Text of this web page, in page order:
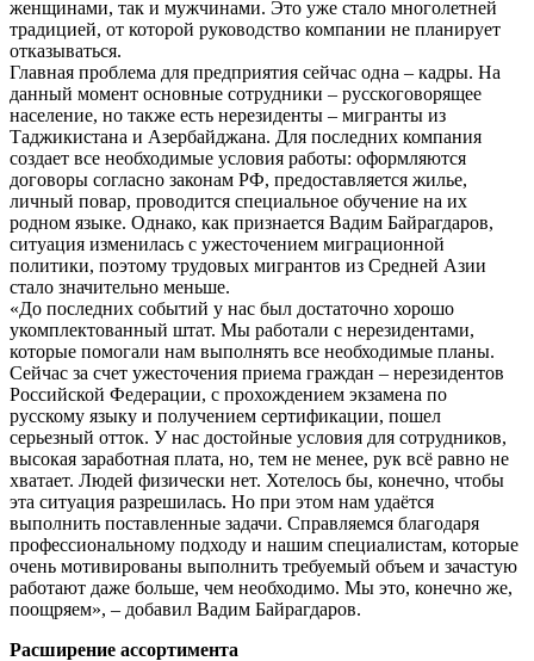
женщинами, так и мужчинами. Это уже стало многолетней
традицией, от которой руководство компании не планирует
отказываться.
Главная проблема для предприятия сейчас одна – кадры. На
данный момент основные сотрудники – русскоговорящее
население, но также есть нерезиденты – мигранты из
Таджикистана и Азербайджана. Для последних компания
создает все необходимые условия работы: оформляются
договоры согласно законам РФ, предоставляется жилье,
личный повар, проводится специальное обучение на их
родном языке. Однако, как признается Вадим Байрагдаров,
ситуация изменилась с ужесточением миграционной
политики, поэтому трудовых мигрантов из Средней Азии
стало значительно меньше.
«До последних событий у нас был достаточно хорошо
укомплектованный штат. Мы работали с нерезидентами,
которые помогали нам выполнять все необходимые планы.
Сейчас за счет ужесточения приема граждан – нерезидентов
Российской Федерации, с прохождением экзамена по
русскому языку и получением сертификации, пошел
серьезный отток. У нас достойные условия для сотрудников,
высокая заработная плата, но, тем не менее, рук всё равно не
хватает. Людей физически нет. Хотелось бы, конечно, чтобы
эта ситуация разрешилась. Но при этом нам удаётся
выполнить поставленные задачи. Справляемся благодаря
профессиональному подходу и нашим специалистам, которые
очень мотивированы выполнить требуемый объем и зачастую
работают даже больше, чем необходимо. Мы это, конечно же,
поощряем», – добавил Вадим Байрагдаров.
Расширение ассортимента